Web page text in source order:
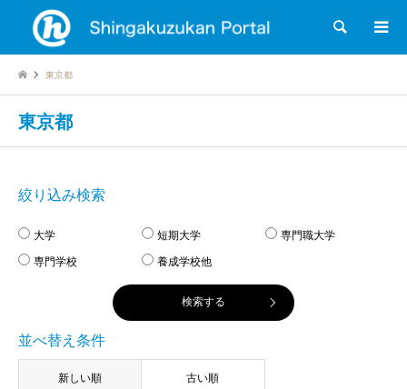
検索
東京都
東京都
絞り込み検索
大学 短期大学 専門職大学
専門学校 養成学校他
並べ替え条件
新しい順 古い順